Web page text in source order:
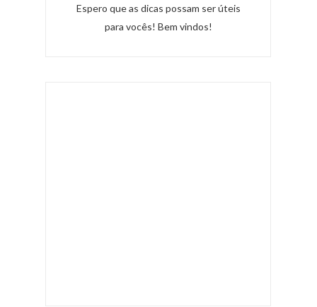
Espero que as dicas possam ser úteis
para vocês! Bem vindos!